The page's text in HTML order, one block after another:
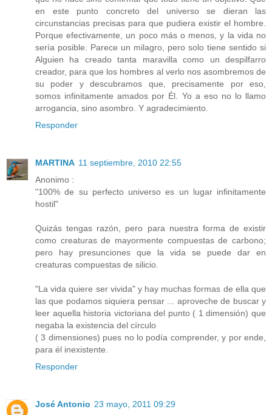
en este punto concreto del universo se dieran las
circunstancias precisas para que pudiera existir el hombre.
Porque efectivamente, un poco más o menos, y la vida no
sería posible. Parece un milagro, pero solo tiene sentido si
Alguien ha creado tanta maravilla como un despilfarro
creador, para que los hombres al verlo nos asombremos de
su poder y descubramos que, precisamente por eso,
somos infinitamente amados por Él. Yo a eso no lo llamo
arrogancia, sino asombro. Y agradecimiento.
Responder
MARTINA 11 septiembre, 2010 22:55
Anonimo :
"100% de su perfecto universo es un lugar infinitamente
hostil"
Quizás tengas razón, pero para nuestra forma de existir
como creaturas de mayormente compuestas de carbono;
pero hay presunciones que la vida se puede dar en
creaturas compuestas de silicio.
"La vida quiere ser vivida" y hay muchas formas de ella que
las que podamos siquiera pensar ... aproveche de buscar y
leer aquella historia victoriana del punto ( 1 dimensión) que
negaba la existencia del círculo
( 3 dimensiones) pues no lo podía comprender, y por ende,
para él inexistente.
Responder
José Antonio 23 mayo, 2011 09:29